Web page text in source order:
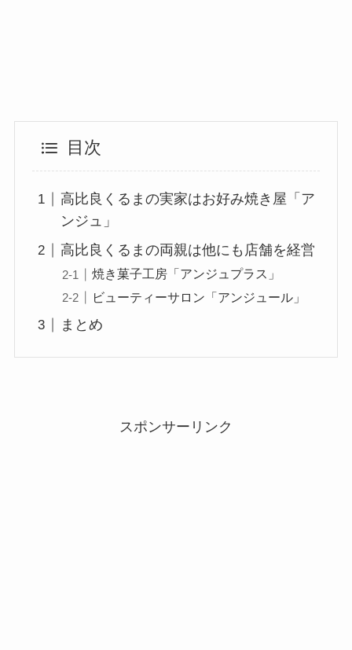
目次
高比良くるまの実家はお好み焼き屋「ア
ンジュ」
高比良くるまの両親は他にも店舗を経営
焼き菓子工房「アンジュプラス」
ビューティーサロン「アンジュール」
まとめ
スポンサーリンク